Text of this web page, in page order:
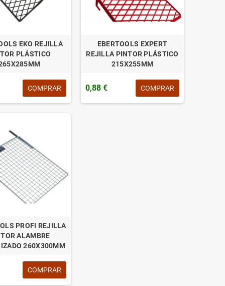
EKO REJILLA
PLÁSTICO
COMPRAR
EBERTOOLS EXPERT
REJILLA PINTOR PLÁSTICO
215X255MM
0,88 € COMPRAR
PROFI REJILLA
ALAMBRE
260X300MM
COMPRAR